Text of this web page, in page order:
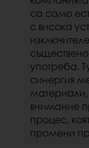
са само
с висока
употреба.
синергия
материали,
внимание
процес,
промени